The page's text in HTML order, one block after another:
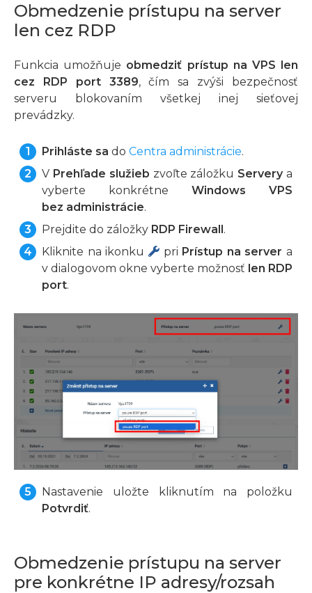
Obmedzenie prístupu na server
len cez RDP
Funkcia umožňuje obmedziť prístup na VPS len
cez RDP port 3389, čím sa zvýši bezpečnosť
serveru blokovaním všetkej inej sieťovej
prevádzky.
Prihláste sa do Centra administrácie.
V Prehľade služieb zvoľte záložku Serverya
vyberte konkrétne Windows VPS
bez administrácie.
Prejdite do záložky RDP Firewall.
Kliknite na ikonku
pri Prístup na server a
v dialogovom okne vyberte možnosť len RDP
port.
Nastavenie uložte kliknutím na položku
Potvrdiť.
Obmedzenie prístupu na server
pre konkrétne IP adresy/rozsah